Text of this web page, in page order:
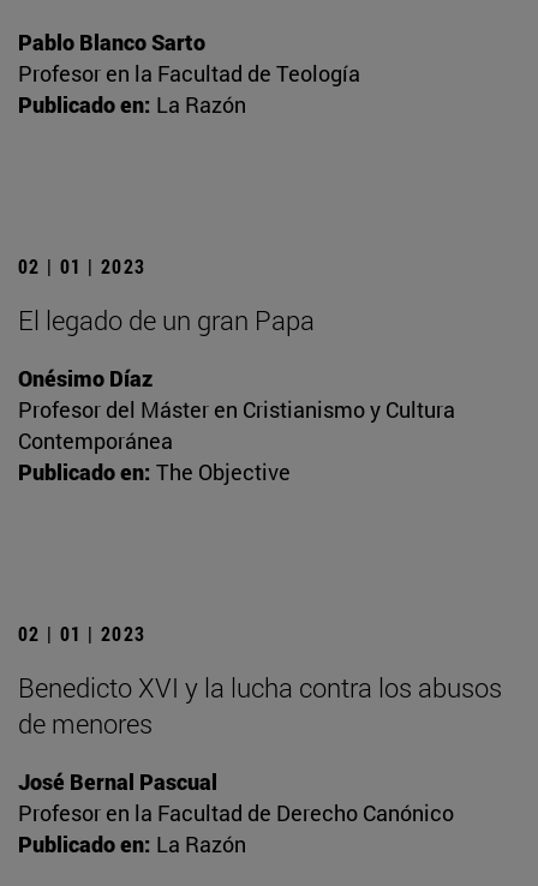
Pablo Blanco Sarto
Profesor en la Facultad de Teología
Publicado en: La Razón
02 | 01 | 2023
El legado de un gran Papa
Onésimo Díaz
Profesor del Máster en Cristianismo y Cultura
Contemporánea
Publicado en: The Objective
02 | 01 | 2023
Benedicto XVI y la lucha contra los abusos
de menores
José Bernal Pascual
Profesor en la Facultad de Derecho Canónico
Publicado en: La Razón